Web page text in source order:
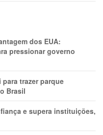
dos EUA:
pressionar governo
trazer parque
Brasil
e supera instituições,